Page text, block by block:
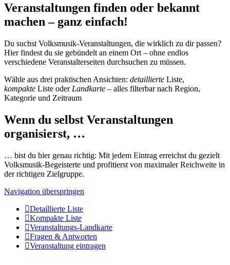
Veranstaltungen finden oder bekannt
machen – ganz einfach!
Du suchst Volksmusik-Veranstaltungen, die wirklich zu dir passen?
Hier findest du sie gebündelt an einem Ort – ohne endlos
verschiedene Veranstalterseiten durchsuchen zu müssen.
Wähle aus drei praktischen Ansichten: detaillierte Liste,
kompakte Liste oder Landkarte – alles filterbar nach Region,
Kategorie und Zeitraum
Wenn du selbst Veranstaltungen
organisierst, …
… bist du hier genau richtig: Mit jedem Eintrag erreichst du gezielt
Volksmusik-Begeisterte und profitierst von maximaler Reichweite in
der richtigen Zielgruppe.
Navigation überspringen
Detaillierte Liste
Kompakte Liste
Veranstaltungs-Landkarte
Fragen & Antworten
Veranstaltung eintragen